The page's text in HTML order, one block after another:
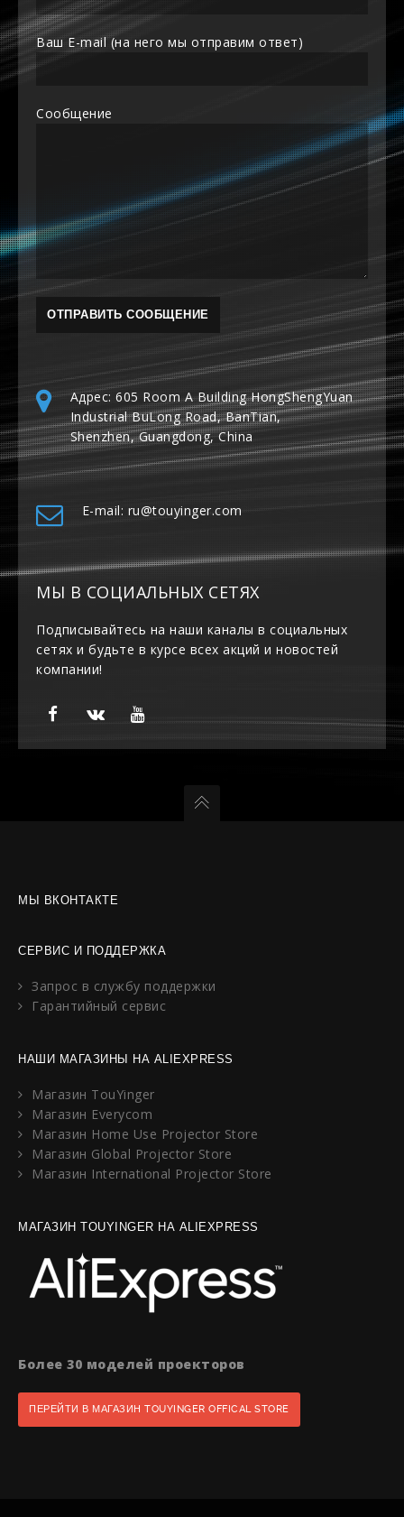
Ваш E-mail (на него мы отправим ответ)
Сообщение
Адрес: 605 Room A Building HongShengYuan
Industrial BuLong Road, BanTian,
Shenzhen, Guangdong, China
E-mail: ru@touyinger.com
МЫ В СОЦИАЛЬНЫХ СЕТЯХ
Подписывайтесь на наши каналы в социальных
сетях и будьте в курсе всех акций и новостей
компании!
МЫ ВКОНТАКТЕ
СЕРВИС И ПОДДЕРЖКА
Запрос в службу поддержки
Гарантийный сервис
НАШИ МАГАЗИНЫ НА ALIEXPRESS
Магазин TouYinger
Магазин Everycom
Магазин Home Use Projector Store
Магазин Global Projector Store
Магазин International Projector Store
МАГАЗИН TOUYINGER НА ALIEXPRESS
Более 30 моделей проекторов
ПЕРЕЙТИ В МАГАЗИН TOUYINGER OFFICAL STORE